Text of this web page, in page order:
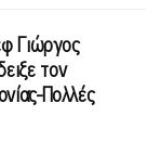
Γιώργος
τον
Πολλές